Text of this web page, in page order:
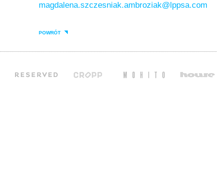
magdalena.szczesniak.ambroziak@lppsa.com
POWRÓT